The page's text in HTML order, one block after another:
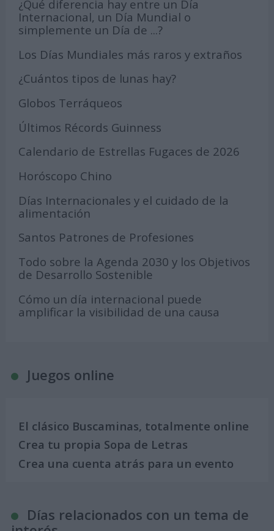
¿Qué diferencia hay entre un Día
Internacional, un Día Mundial o
simplemente un Día de ...?
Los Días Mundiales más raros y extraños
¿Cuántos tipos de lunas hay?
Globos Terráqueos
Últimos Récords Guinness
Calendario de Estrellas Fugaces de 2026
Horóscopo Chino
Días Internacionales y el cuidado de la
alimentación
Santos Patrones de Profesiones
Todo sobre la Agenda 2030 y los Objetivos
de Desarrollo Sostenible
Cómo un día internacional puede
amplificar la visibilidad de una causa
Juegos online
El clásico Buscaminas, totalmente online
Crea tu propia Sopa de Letras
Crea una cuenta atrás para un evento
Días relacionados con un tema de